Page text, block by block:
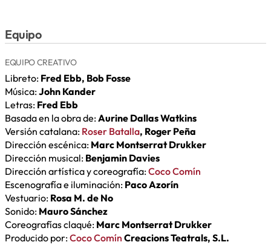
Equipo
EQUIPO CREATIVO
Libreto: Fred Ebb, Bob Fosse
Música:John Kander
Letras: Fred Ebb
Basada en la obra de:Aurine Dallas Watkins
Versión catalana: Roser Batalla, Roger Peña
Dirección escénica: Marc Montserrat Drukker
Dirección musical: Benjamin Davies
Dirección artística y coreografía:Coco Comín
Escenografía e iluminación: Paco Azorín
Vestuario: Rosa M. de No
Sonido: Mauro Sánchez
Coreografías claqué: Marc Montserrat Drukker
Producido por:Coco Comín Creacions Teatrals, S.L.